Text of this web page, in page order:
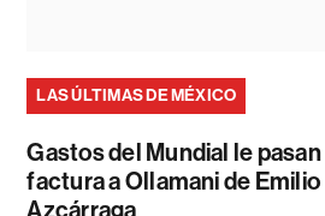
LAS ÚLTIMAS DE MÉXICO
Gastos del Mundial le pasan
factura a Ollamani de Emilio
Azcárraga